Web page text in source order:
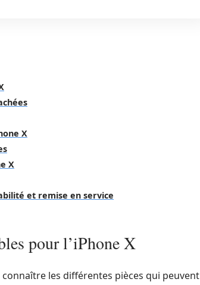
X
X
et remise en service
pour l’iPhone X
connaître les différentes pièces qui peuvent